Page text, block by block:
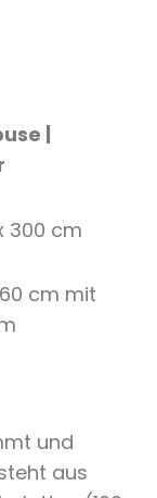
|
300 cm
cm mit
und
aus